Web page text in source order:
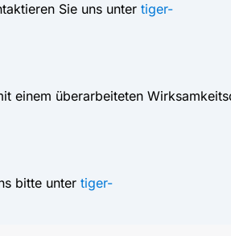
Sie uns unter tiger-
einem überarbeiteten
bitte unter tiger-